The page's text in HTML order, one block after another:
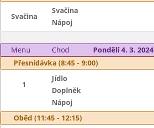
Svačina
Svačina
Nápoj
Menu Chod
Pondělí 4. 3. 2024
Přesnídávka (8:45 - 9:00)
1
Jídlo
Doplněk
Nápoj
Oběd (11:45 - 12:15)